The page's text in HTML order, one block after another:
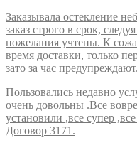
Заказывала остекление
заказ строго в срок,
пожелания учтены. К
время доставки, только
зато за час предупреждают.
Пользовались недавно
очень довольны .Все
установили ,все супер
Договор 3171.